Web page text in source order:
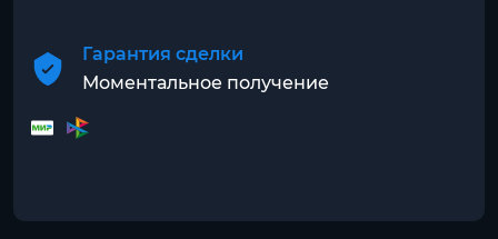
Гарантия сделки
Моментальное получение